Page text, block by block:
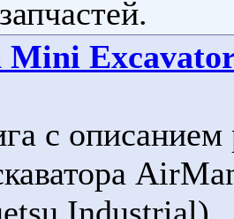
с описанием